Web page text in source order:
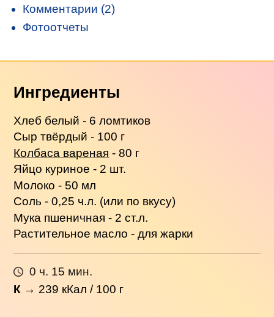
Комментарии (2)
Фотоотчеты
Ингредиенты
Хлеб белый - 6 ломтиков
Сыр твёрдый - 100 г
Колбаса вареная - 80 г
Яйцо куриное - 2 шт.
Молоко - 50 мл
Соль - 0,25 ч.л. (или по вкусу)
Мука пшеничная - 2 ст.л.
Растительное масло - для жарки
0 ч. 15 мин.
К → 239 кКал / 100 г